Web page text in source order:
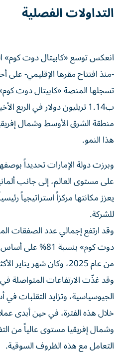
التداولات الفصلية
انعكس توسع «كابيتال دوت كوم»
-منذ افتتاح مقرها الإقليمي- على
منطقة الشرق الأوسط وشمال
هذا النمو.
وبرزت دولة الإمارات تحديداً
على مستوى العالم، إلى جانب
يعزز مكانتها مركزاً استراتيجياً
للشركة.
وقد ارتفع إجمالي عدد الصفقات
دوت كوم» بنسبة
من عام 2025، وكان شهر
وقد غذّت الارتفاعات المتواصلة
الجيوسياسية، وتزايد التقلبات في
خلال هذه الفترة، في حين أبدى
وشمال إفريقيا مستوى عالياً من
التعامل مع هذه الظروف السوقية.